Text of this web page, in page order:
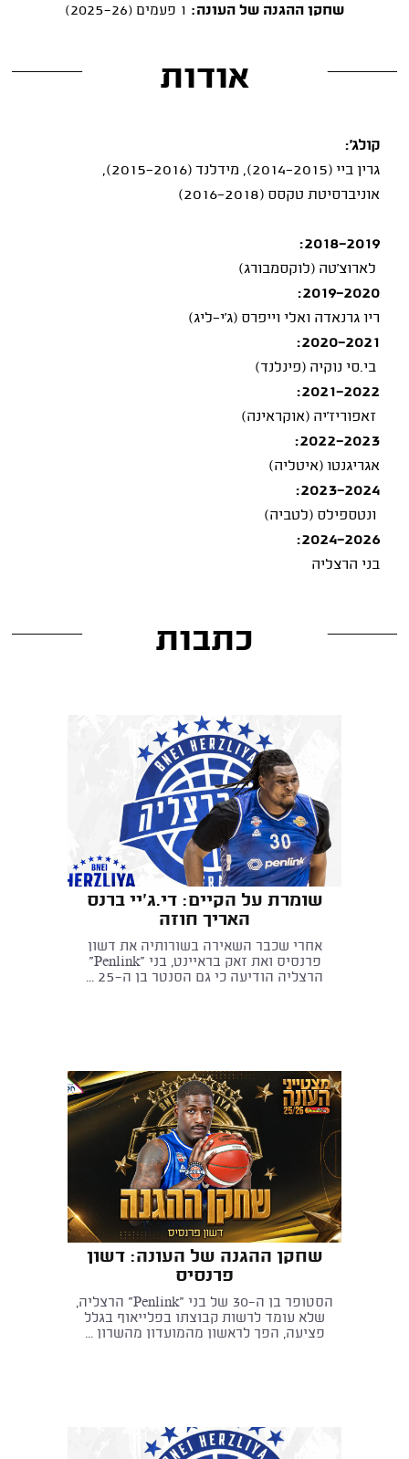
שחקן ההגנה של העונה:
אודות
קולג':
גרין ביי (2014-2015), מידלנד (2015-2016),
אוניברסיטת טקסס (2016-2018)
2018-2019:
לארוצ'טה (לוקסמבורג)
2019-2020:
ריו גרנאדה ואלי וייפרס (ג'י־ליג)
2020-2021:
בי.סי נוקיה (פינלנד)
2021-2022:
זאפוריז'יה (אוקראינה)
2022-2023:
אגריגנטו (איטליה)
2023-2024:
ונטספילס (לטביה)
2024-2026:
בני הרצליה
כתבות
שומרת על הקיים: די.ג'יי ברנס
האריך חוזה
אחרי שכבר השאירה בשורותיה את דשון
פרנסיס ואת זאק בראיינט, בני "Penlink"
הרצליה הודיעה כי גם הסנטר בן ה-25 ...
שחקן ההגנה של העונה: דשון
פרנסיס
הסטופר בן ה-30 של בני "Penlink" הרצליה,
שלא עומד לרשות קבוצתו בפלייאוף בגלל
פציעה, הפך לראשון מהמועדון מהשרון ...